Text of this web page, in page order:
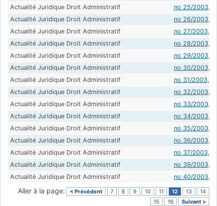
Actualité Juridique Droit Administratif
no 25/2003,
Actualité Juridique Droit Administratif
no 26/2003,
Actualité Juridique Droit Administratif
no 27/2003,
Actualité Juridique Droit Administratif
no 28/2003,
Actualité Juridique Droit Administratif
no 29/2003,
Actualité Juridique Droit Administratif
no 30/2003,
Actualité Juridique Droit Administratif
no 31/2003,
Actualité Juridique Droit Administratif
no 32/2003,
Actualité Juridique Droit Administratif
no 33/2003,
Actualité Juridique Droit Administratif
no 34/2003,
Actualité Juridique Droit Administratif
no 35/2003,
Actualité Juridique Droit Administratif
no 36/2003,
Actualité Juridique Droit Administratif
no 37/2003,
Actualité Juridique Droit Administratif
no 39/2003,
Actualité Juridique Droit Administratif
no 40/2003,
Aller à la page: < Précédent 7 8 9 10 11 12 13
14
15
16 Suivant >